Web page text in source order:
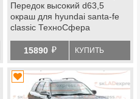
Передок высокий d63,5
окраш для hyundai santa-fe
classic ТехноСфера
15890 й КУПИТЬ